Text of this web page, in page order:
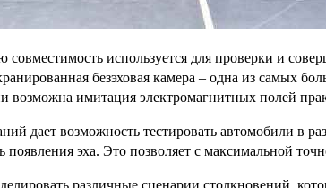
используется для проверки и
безэховая камера – одна из самых
возможна имитация электромагнитных полей
дает возможность тестировать автомобили
эха. Это позволяет с максимальной